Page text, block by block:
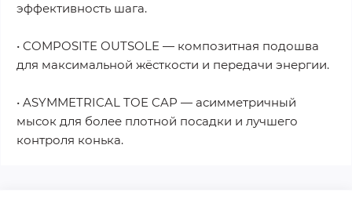
эффективность шага.
• COMPOSITE OUTSOLE — композитная подошва
для максимальной жёсткости и передачи энергии.
• ASYMMETRICAL TOE CAP — асимметричный
мысок для более плотной посадки и лучшего
контроля конька.